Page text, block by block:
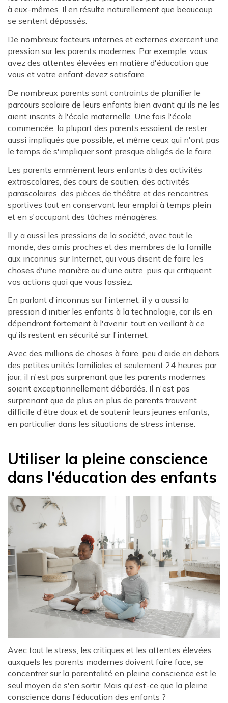
à eux-mêmes. Il en résulte naturellement que beaucoup
se sentent dépassés.
De nombreux facteurs internes et externes exercent une
pression sur les parents modernes. Par exemple, vous
avez des attentes élevées en matière d'éducation que
vous et votre enfant devez satisfaire.
De nombreux parents sont contraints de planifier le
parcours scolaire de leurs enfants bien avant qu'ils ne les
aient inscrits à l'école maternelle. Une fois l'école
commencée, la plupart des parents essaient de rester
aussi impliqués que possible, et même ceux qui n'ont pas
le temps de s'impliquer sont presque obligés de le faire.
Les parents emmènent leurs enfants à des activités
extrascolaires, des cours de soutien, des activités
parascolaires, des pièces de théâtre et des rencontres
sportives tout en conservant leur emploi à temps plein
et en s'occupant des tâches ménagères.
Il y a aussi les pressions de la société, avec tout le
monde, des amis proches et des membres de la famille
aux inconnus sur Internet, qui vous disent de faire les
choses d'une manière ou d'une autre, puis qui critiquent
vos actions quoi que vous fassiez.
En parlant d'inconnus sur l'internet, il y a aussi la
pression d'initier les enfants à la technologie, car ils en
dépendront fortement à l'avenir, tout en veillant à ce
qu'ils restent en sécurité sur l'internet.
Avec des millions de choses à faire, peu d'aide en dehors
des petites unités familiales et seulement 24 heures par
jour, il n'est pas surprenant que les parents modernes
soient exceptionnellement débordés. Il n'est pas
surprenant que de plus en plus de parents trouvent
difficile d'être doux et de soutenir leurs jeunes enfants,
en particulier dans les situations de stress intense.
Utiliser la pleine conscience
dans l'éducation des enfants
Avec tout le stress, les critiques et les attentes élevées
auxquels les parents modernes doivent faire face, se
concentrer sur la parentalité en pleine conscience est le
seul moyen de s'en sortir. Mais qu'est-ce que la pleine
conscience dans l'éducation des enfants ?